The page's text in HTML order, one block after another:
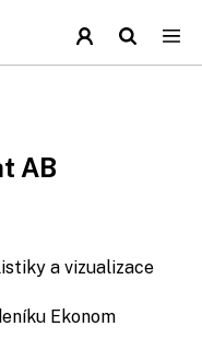
AB
a vizualizace
Ekonom